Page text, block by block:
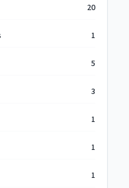
20
1
5
3
1
1
1